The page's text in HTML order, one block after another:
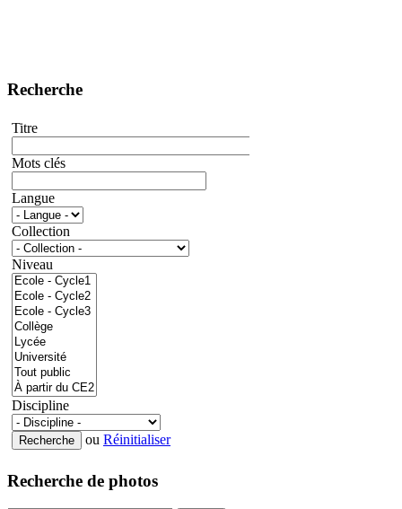
Recherche
Titre
Mots clés
Langue
Collection
Niveau
Discipline
ou Réinitialiser
Recherche de photos